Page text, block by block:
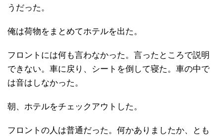
うだった。
俺は荷物をまとめてホテルを出た。
フロントには何も言わなかった。言ったところで説明
できない。車に戻り、シートを倒して寝た。車の中で
は音はしなかった。
朝、ホテルをチェックアウトした。
フロントの人は普通だった。何かありましたか、とも